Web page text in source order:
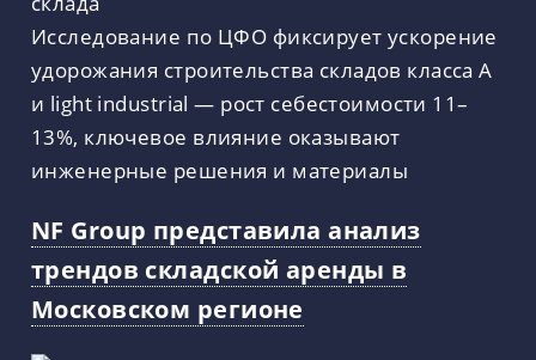
Исследование по ЦФО фиксирует ускорение
удорожания строительства складов класса А
и light industrial — рост себестоимости 11–
13%, ключевое влияние оказывают
инженерные решения и материалы
NF Group представила анализ
трендов складской аренды в
Московском регионе